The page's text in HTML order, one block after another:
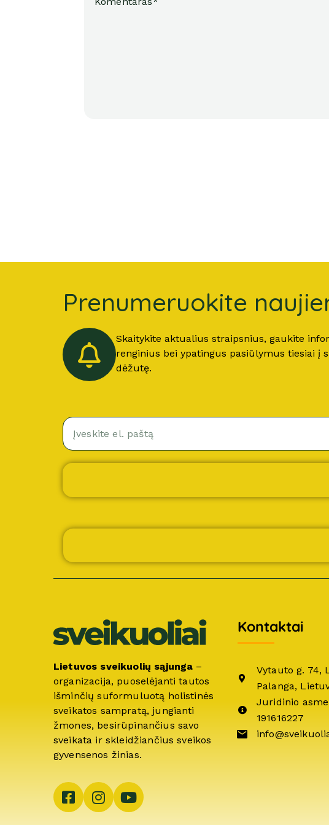
Prenumeruokite
Skaitykite aktualius straipsnius, gaukite
renginius bei ypatingus pasiūlymus tiesiai į
dėžutę.
Lietuvos sveikuolių sąjunga –
organizacija, puoselėjanti tautos
išminčių suformuluotą holistinės
sveikatos sampratą, jungianti
žmones, besirūpinančius savo
sveikata ir skleidžiančius sveikos
gyvensenos žinias.
Kontaktai
Vytauto g. 74,
Palanga,
Juridinio
191616227